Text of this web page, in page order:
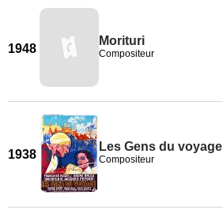
1948
Morituri
Compositeur
1938
Les Gens du voyage
Compositeur